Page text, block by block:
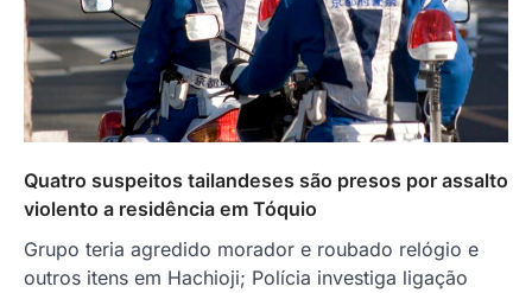
Quatro suspeitos tailandeses são presos por assalto
violento a residência em Tóquio
Grupo teria agredido morador e roubado relógio e
outros itens em Hachioji; Polícia investiga ligação